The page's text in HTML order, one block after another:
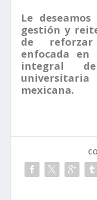
Le
gestión y
de
enfocada
integral
mexicana.